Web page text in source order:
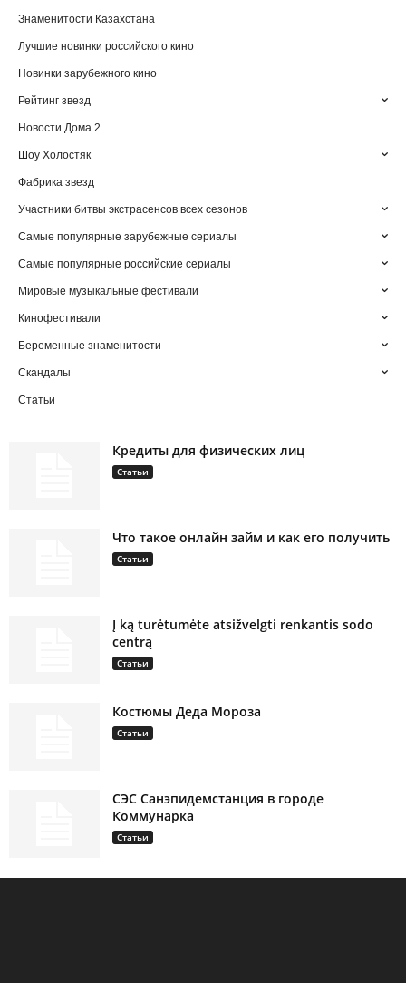
Знаменитости Казахстана
Лучшие новинки российского кино
Новинки зарубежного кино
Рейтинг звезд
Новости Дома 2
Шоу Холостяк
Фабрика звезд
Участники битвы экстрасенсов всех сезонов
Самые популярные зарубежные сериалы
Самые популярные российские сериалы
Мировые музыкальные фестивали
Кинофестивали
Беременные знаменитости
Скандалы
Статьи
Кредиты для физических лиц
Статьи
Что такое онлайн займ и как его получить
Статьи
Į ką turėtumėte atsižvelgti renkantis sodo
centrą
Статьи
Костюмы Деда Мороза
Статьи
СЭС Санэпидемстанция в городе
Коммунарка
Статьи